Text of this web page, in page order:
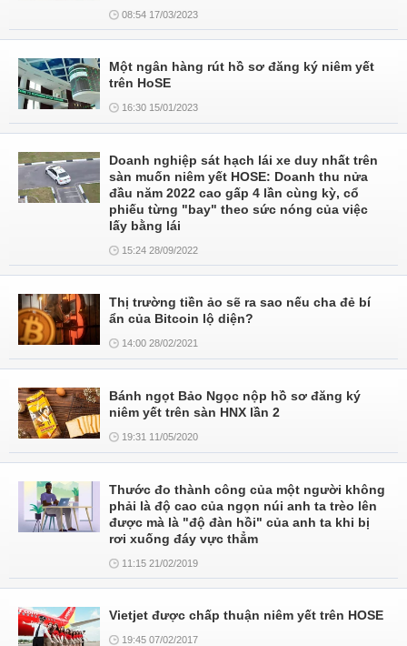
08:54 17/03/2023
Một ngân hàng rút hồ sơ đăng ký niêm yết
trên HoSE
16:30 15/01/2023
Doanh nghiệp sát hạch lái xe duy nhất trên
sàn muốn niêm yết HOSE: Doanh thu nửa
đầu năm 2022 cao gấp 4 lần cùng kỳ, cổ
phiếu từng "bay" theo sức nóng của việc
lấy bằng lái
15:24 28/09/2022
Thị trường tiền ảo sẽ ra sao nếu cha đẻ bí
ẩn của Bitcoin lộ diện?
14:00 28/02/2021
Bánh ngọt Bảo Ngọc nộp hồ sơ đăng ký
niêm yết trên sàn HNX lần 2
19:31 11/05/2020
Thước đo thành công của một người không
phải là độ cao của ngọn núi anh ta trèo lên
được mà là "độ đàn hồi" của anh ta khi bị
rơi xuống đáy vực thẳm
11:15 21/02/2019
Vietjet được chấp thuận niêm yết trên HOSE
19:45 07/02/2017